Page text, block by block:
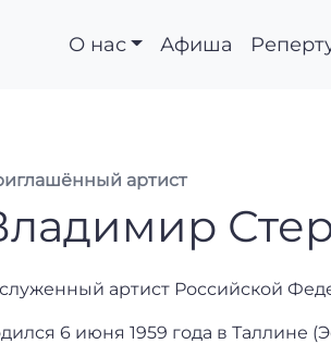
О нас Афиша
артист
артист Российской
6 июня 1959 года в Таллине